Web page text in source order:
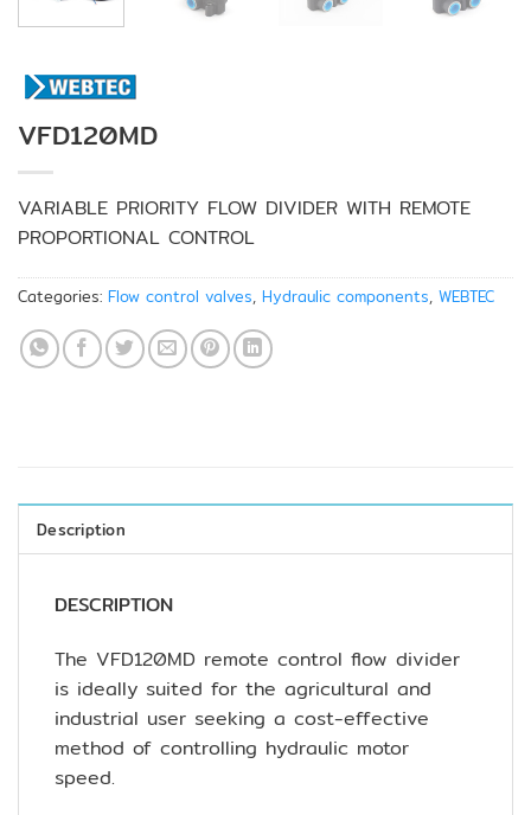
VFD120MD
VARIABLE PRIORITY FLOW DIVIDER WITH REMOTE
PROPORTIONAL CONTROL
Categories: Flow control valves, Hydraulic components, WEBTEC
Description
DESCRIPTION
The VFD120MD remote control flow divider
is ideally suited for the agricultural and
industrial user seeking a cost-effective
method of controlling hydraulic motor
speed.